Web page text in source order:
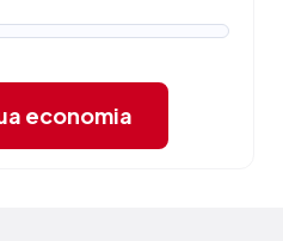
economia